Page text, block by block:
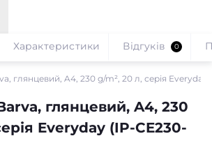
глянцевий, A4, 230 g/m², 20 л, серія Everyday
глянцевий, A4, 230
Everyday (IP-CE230-
Характеристики Відгуків 0